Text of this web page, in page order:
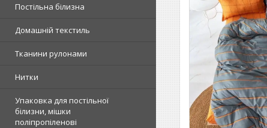
Постільна білизна
Домашній текстиль
Тканини рулонами
Нитки
Упаковка для постільної
білизни, мішки
поліпропіленові